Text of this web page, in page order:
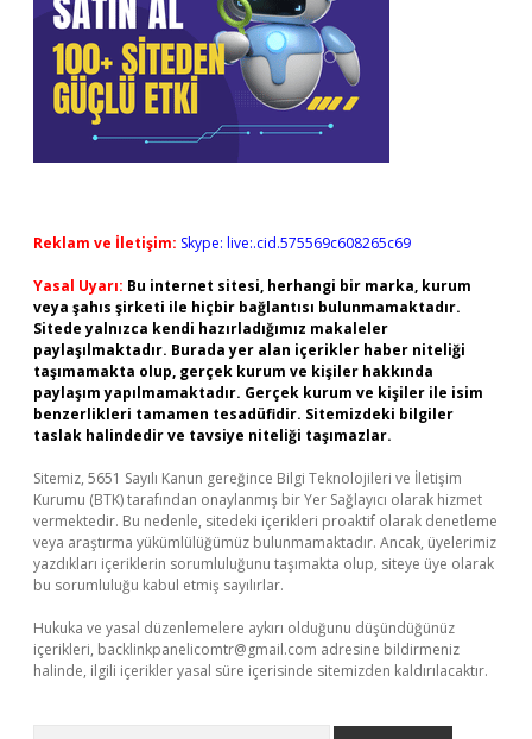
Reklam ve İletişim: Skype: live:.cid.575569c608265c69
Yasal Uyarı: Bu internet sitesi, herhangi bir marka, kurum
veya şahıs şirketi ile hiçbir bağlantısı bulunmamaktadır.
Sitede yalnızca kendi hazırladığımız makaleler
paylaşılmaktadır. Burada yer alan içerikler haber niteliği
taşımamakta olup, gerçek kurum ve kişiler hakkında
paylaşım yapılmamaktadır. Gerçek kurum ve kişiler ile isim
benzerlikleri tamamen tesadüfidir. Sitemizdeki bilgiler
taslak halindedir ve tavsiye niteliği taşımazlar.
Sitemiz, 5651 Sayılı Kanun gereğince Bilgi Teknolojileri ve İletişim
Kurumu (BTK) tarafından onaylanmış bir Yer Sağlayıcı olarak hizmet
vermektedir. Bu nedenle, sitedeki içerikleri proaktif olarak denetleme
veya araştırma yükümlülüğümüz bulunmamaktadır. Ancak, üyelerimiz
yazdıkları içeriklerin sorumluluğunu taşımakta olup, siteye üye olarak
bu sorumluluğu kabul etmiş sayılırlar.
Hukuka ve yasal düzenlemelere aykırı olduğunu düşündüğünüz
içerikleri, backlinkpanelicomtr@gmail.com adresine bildirmeniz
halinde, ilgili içerikler yasal süre içerisinde sitemizden kaldırılacaktır.